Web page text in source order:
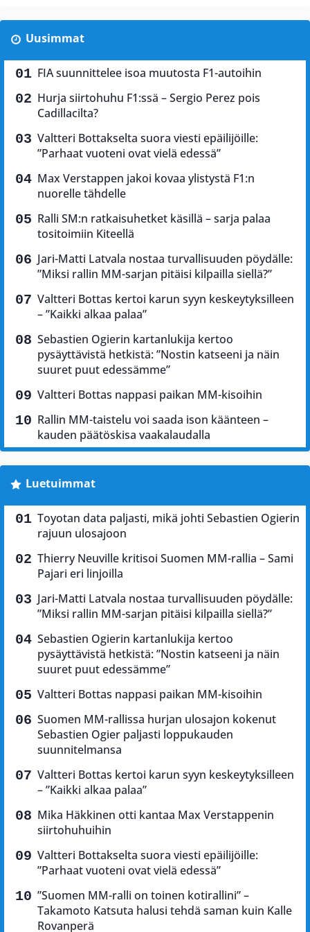
Uusimmat
FIA suunnittelee isoa muutosta F1-autoihin
Hurja siirtohuhu F1:ssä – Sergio Perez pois
Cadillacilta?
Valtteri Bottakselta suora viesti epäilijöille:
”Parhaat vuoteni ovat vielä edessä”
Max Verstappen jakoi kovaa ylistystä F1:n
nuorelle tähdelle
Ralli SM:n ratkaisuhetket käsillä – sarja palaa
tositoimiin Kiteellä
Jari-Matti Latvala nostaa turvallisuuden pöydälle:
”Miksi rallin MM-sarjan pitäisi kilpailla siellä?”
Valtteri Bottas kertoi karun syyn keskeytyksilleen
– ”Kaikki alkaa palaa”
Sebastien Ogierin kartanlukija kertoo
pysäyttävistä hetkistä: ”Nostin katseeni ja näin
suuret puut edessämme”
Valtteri Bottas nappasi paikan MM-kisoihin
Rallin MM-taistelu voi saada ison käänteen –
kauden päätöskisa vaakalaudalla
Luetuimmat
Toyotan data paljasti, mikä johti Sebastien Ogierin
rajuun ulosajoon
Thierry Neuville kritisoi Suomen MM-rallia – Sami
Pajari eri linjoilla
Jari-Matti Latvala nostaa turvallisuuden pöydälle:
”Miksi rallin MM-sarjan pitäisi kilpailla siellä?”
Sebastien Ogierin kartanlukija kertoo
pysäyttävistä hetkistä: ”Nostin katseeni ja näin
suuret puut edessämme”
Valtteri Bottas nappasi paikan MM-kisoihin
Suomen MM-rallissa hurjan ulosajon kokenut
Sebastien Ogier paljasti loppukauden
suunnitelmansa
Valtteri Bottas kertoi karun syyn keskeytyksilleen
– ”Kaikki alkaa palaa”
Mika Häkkinen otti kantaa Max Verstappenin
siirtohuhuihin
Valtteri Bottakselta suora viesti epäilijöille:
”Parhaat vuoteni ovat vielä edessä”
”Suomen MM-ralli on toinen kotirallini” –
Takamoto Katsuta halusi tehdä saman kuin Kalle
Rovanperä